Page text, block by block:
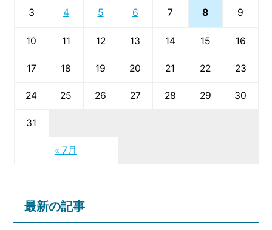
« 7月
3 4 5 6 7 8 9
10 11 12 13 14 15 16
17 18 19 20 21 22 23
24 25 26 27 28 29 30
31
最新の記事